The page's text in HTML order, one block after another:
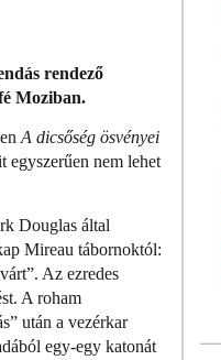
rendező
Moziban.
A dicsőség ösvényei
egyszerűen nem lehet
Douglas által
Mireau tábornoktól:
Az ezredes
A roham
után a vezérkar
egy-egy katonát